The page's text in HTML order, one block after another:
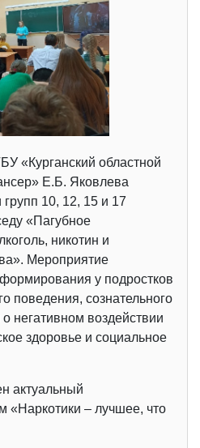
«Курганский областной
Е.Б. Яковлева
10, 12, 15 и 17
«Пагубное
никотин и
Мероприятие
у подростков
поведения, сознательного
негативном воздействии
здоровье и социальное
актуальный
«Наркотики – лучшее, что